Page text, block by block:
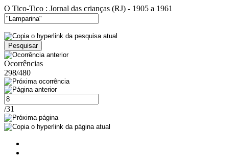
O Tico-Tico : Jornal das crianças (RJ) - 1905 a 1961
Ocorrências
298/480
/31